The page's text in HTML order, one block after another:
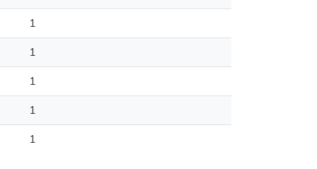
1
1
1
1
1